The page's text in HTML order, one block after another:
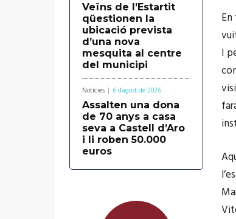
Veïns de l’Estartit
qüestionen la
ubicació prevista
d’una nova
mesquita al centre
del municipi
Notícies 6 d'agost de 2026
Assalten una dona
de 70 anys a casa
seva a Castell d’Aro
i li roben 50.000
euros
I